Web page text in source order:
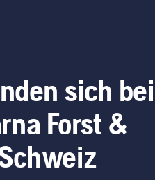
ist. Erhöhen
ein paar
Stamm
entfernt. Öl
sich bei
Forst &